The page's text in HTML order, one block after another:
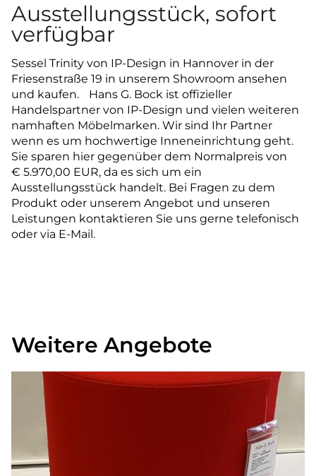
Ausstellungsstück, sofort
verfügbar
Sessel Trinity von IP-Design in Hannover in der
Friesenstraße 19 in unserem Showroom ansehen
und kaufen. Hans G. Bock ist offizieller
Handelspartner von IP-Design und vielen weiteren
namhaften Möbelmarken. Wir sind Ihr Partner
wenn es um hochwertige Inneneinrichtung geht.
Sie sparen hier gegenüber dem Normalpreis von
€ 5.970,00 EUR, da es sich um ein
Ausstellungsstück handelt. Bei Fragen zu dem
Produkt oder unserem Angebot und unseren
Leistungen kontaktieren Sie uns gerne telefonisch
oder via E-Mail.
Weitere Angebote